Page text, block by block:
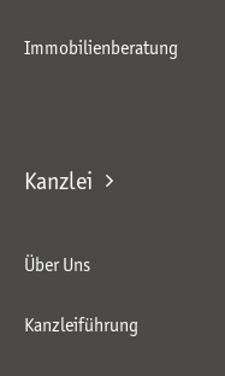
Immobilienberatung
Kanzlei
Über Uns
Kanzleiführung